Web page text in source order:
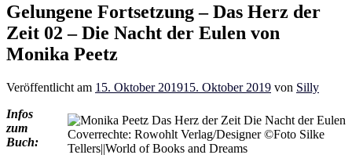
Gelungene Fortsetzung – Das Herz der
Zeit 02 – Die Nacht der Eulen von
Monika Peetz
Veröffentlicht am 15. Oktober 201915. Oktober 2019 von Silly
Coverrechte: Rowohlt Verlag/Designer ©Foto Silke
Tellers||World of Books and Dreams
Infos
zum
Buch: